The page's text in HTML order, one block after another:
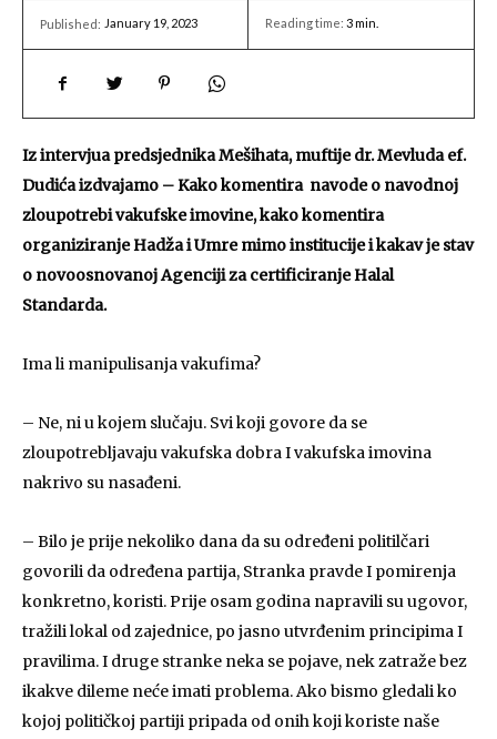
Published: January 19, 2023 Reading time: 3min.
Iz intervjua predsjednika Mešihata, muftije dr. Mevluda ef.
Dudića izdvajamo – Kako komentira navode o navodnoj
zloupotrebi vakufske imovine, kako komentira
organiziranje Hadža i Umre mimo institucije i kakav je stav
o novoosnovanoj Agenciji za certificiranje Halal
Standarda.
Ima li manipulisanja vakufima?
– Ne, ni u kojem slučaju. Svi koji govore da se
zloupotrebljavaju vakufska dobra I vakufska imovina
nakrivo su nasađeni.
– Bilo je prije nekoliko dana da su određeni politilčari
govorili da određena partija, Stranka pravde I pomirenja
konkretno, koristi. Prije osam godina napravili su ugovor,
tražili lokal od zajednice, po jasno utvrđenim principima I
pravilima. I druge stranke neka se pojave, nek zatraže bez
ikakve dileme neće imati problema. Ako bismo gledali ko
kojoj političkoj partiji pripada od onih koji koriste naše